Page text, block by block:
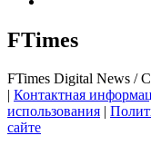
FTimes
FTimes Digital News /
| Контактная
использования |
сайте